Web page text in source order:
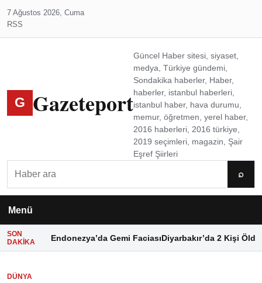
7 Ağustos 2026, Cuma
RSS
G Gazeteport
Güncel Haber sitesi, siyaset,
medya, Türkiye gündemi,
Sondakika haberler, Haber,
haberler, istanbul haberleri,
istanbul haber, hava durumu,
memur, öğretmen, yerel haber,
2016 haberleri, 2016 türkiye,
2019 seçimleri, magazin, Şair
Eşref Şiirleri
⌕
Menü
SON
DAKIKA
Endonezya’da Gemi FaciasıDiyarbakır’da 2 Kişi Öldü
DÜNYA